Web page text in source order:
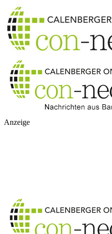
Anzeige